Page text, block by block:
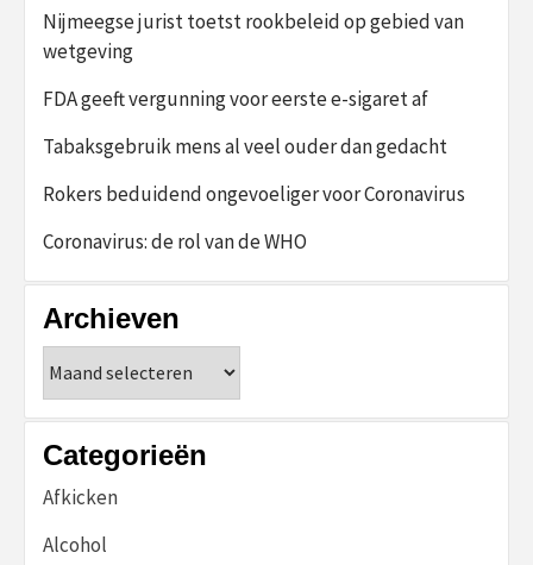
Nijmeegse jurist toetst rookbeleid op gebied van
wetgeving
FDA geeft vergunning voor eerste e-sigaret af
Tabaksgebruik mens al veel ouder dan gedacht
Rokers beduidend ongevoeliger voor Coronavirus
Coronavirus: de rol van de WHO
Archieven
Categorieën
Afkicken
Alcohol